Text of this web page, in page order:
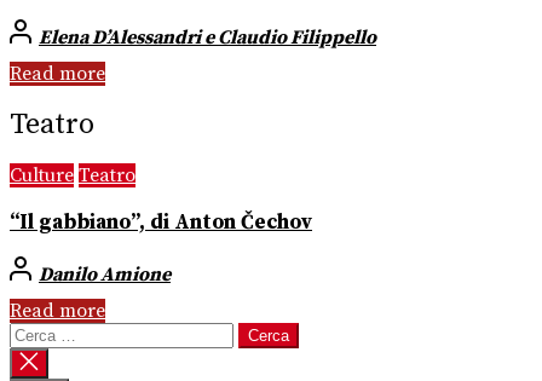
Elena D’Alessandri e Claudio Filippello
Read more
Teatro
Culture Teatro
“Il gabbiano”, di Anton Čechov
Danilo Amione
Read more
Ricerca
per: